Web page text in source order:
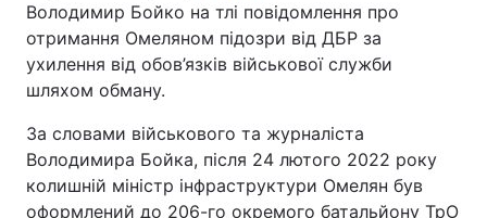
Володимир Бойко на тлі повідомлення про
отримання Омеляном підозри від ДБР за
ухилення від обов’язків військової служби
шляхом обману.
За словами військового та журналіста
Володимира Бойка, після 24 лютого 2022 року
колишній міністр інфраструктури Омелян був
оформлений до 206-го окремого батальйону ТрО